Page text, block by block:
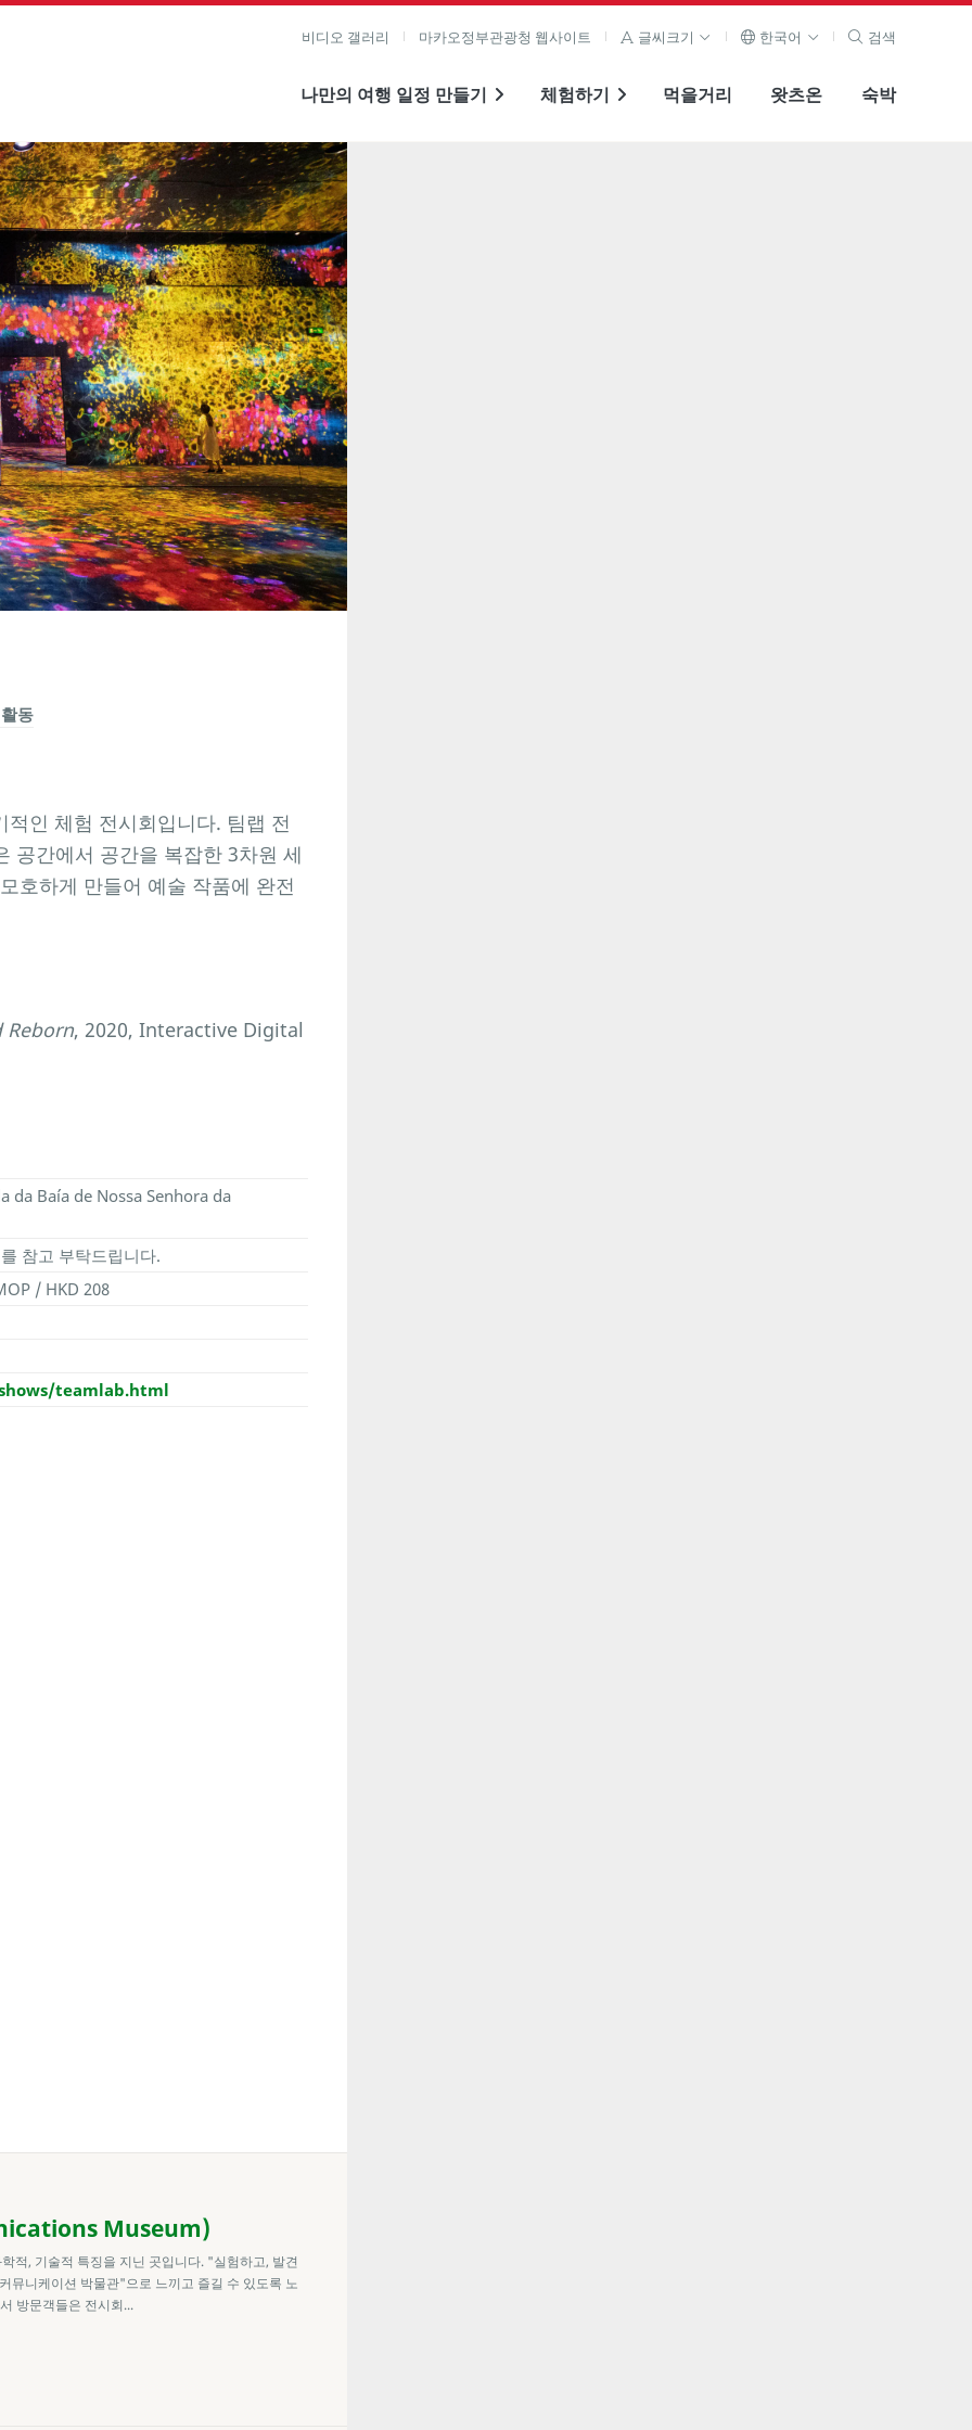
비디오 갤러리 마카오정부관광청 웹사이트 글씨크기 한국어 검색
나만의 여행 일정 만들기 체험하기 먹을거리 왓츠온 숙박
지 보기
동
인 체험 전시회입니다. 팀랩 전
공간에서 공간을 복잡한 3차원 세
호하게 만들어 예술 작품에 완전
Reborn, 2020, Interactive Digital
da Baía de Nossa Senhora da
참고 부탁드립니다.
/ HKD 208
teamlab.html
Museum)
적, 기술적 특징을 지닌 곳입니다. "실험하고, 발견
뮤니케이션 박물관"으로 느끼고 즐길 수 있도록 노
방문객들은 전시회...